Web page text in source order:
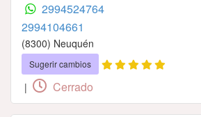
2994524764
2994104661
(8300) Neuquén
Sugerir cambios
| Cerrado